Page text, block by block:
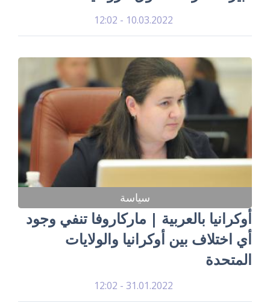
10.03.2022 - 12:02
سياسة
أوكرانيا بالعربية | ماركاروفا تنفي وجود
أي اختلاف بين أوكرانيا والولايات
المتحدة
31.01.2022 - 12:02